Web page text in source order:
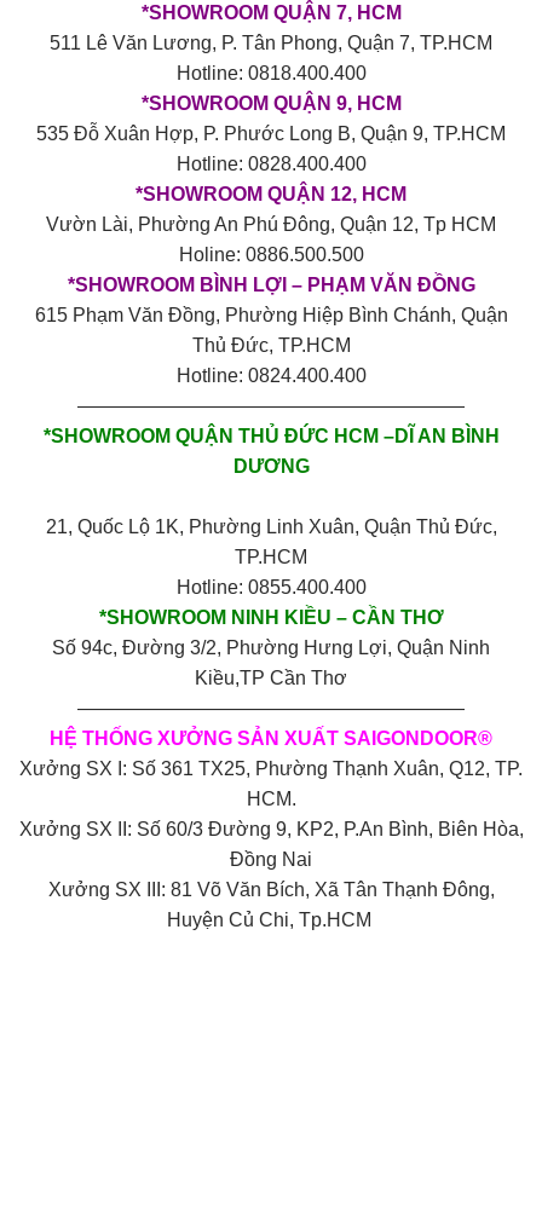
*SHOWROOM QUẬN 7, HCM
511 Lê Văn Lương, P. Tân Phong, Quận 7, TP.HCM
Hotline: 0818.400.400
*SHOWROOM QUẬN 9, HCM
535 Đỗ Xuân Hợp, P. Phước Long B, Quận 9, TP.HCM
Hotline: 0828.400.400
*SHOWROOM QUẬN 12, HCM
Vườn Lài, Phường An Phú Đông, Quận 12, Tp HCM
Holine: 0886.500.500
*SHOWROOM BÌNH LỢI – PHẠM VĂN ĐỒNG
615 Phạm Văn Đồng, Phường Hiệp Bình Chánh, Quận
Thủ Đức, TP.HCM
Hotline: 0824.400.400
————————————————————
*SHOWROOM QUẬN THỦ ĐỨC HCM –DĨ AN BÌNH
DƯƠNG
21, Quốc Lộ 1K, Phường Linh Xuân, Quận Thủ Đức,
TP.HCM
Hotline: 0855.400.400
*SHOWROOM NINH KIỀU – CẦN THƠ
Số 94c, Đường 3/2, Phường Hưng Lợi, Quận Ninh
Kiều,TP Cần Thơ
————————————————————
HỆ THỐNG XƯỞNG SẢN XUẤT SAIGONDOOR®
Xưởng SX I: Số 361 TX25, Phường Thạnh Xuân, Q12, TP.
HCM.
Xưởng SX II: Số 60/3 Đường 9, KP2, P.An Bình, Biên Hòa,
Đồng Nai
Xưởng SX III: 81 Võ Văn Bích, Xã Tân Thạnh Đông,
Huyện Củ Chi, Tp.HCM